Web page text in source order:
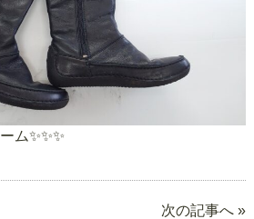
ム✨✨✨
次の記事へ »